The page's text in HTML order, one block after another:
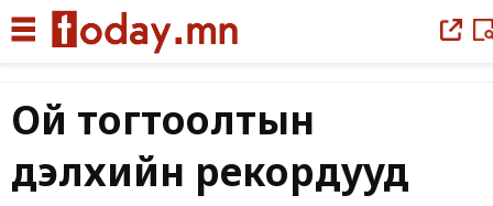
Ой тогтоолтын
дэлхийн рекордууд